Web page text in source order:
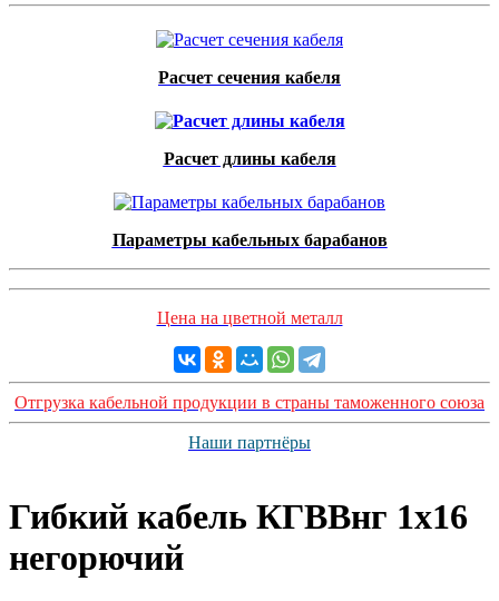
Расчет сечения кабеля
Расчет длины кабеля
Параметры кабельных барабанов
Цена на цветной металл
Отгрузка кабельной продукции в страны таможенного союза
Наши партнёры
Гибкий кабель КГВВнг 1х16
негорючий